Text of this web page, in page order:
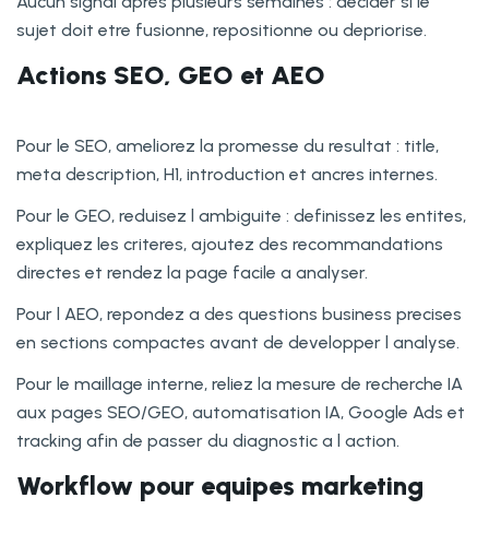
sujet doit etre fusionne, repositionne ou depriorise.
Actions SEO, GEO et AEO
Pour le SEO, ameliorez la promesse du resultat : title,
meta description, H1, introduction et ancres internes.
Pour le GEO, reduisez l ambiguite : definissez les entites,
expliquez les criteres, ajoutez des recommandations
directes et rendez la page facile a analyser.
Pour l AEO, repondez a des questions business precises
en sections compactes avant de developper l analyse.
Pour le maillage interne, reliez la mesure de recherche IA
aux pages SEO/GEO, automatisation IA, Google Ads et
tracking afin de passer du diagnostic a l action.
Workflow pour equipes marketing